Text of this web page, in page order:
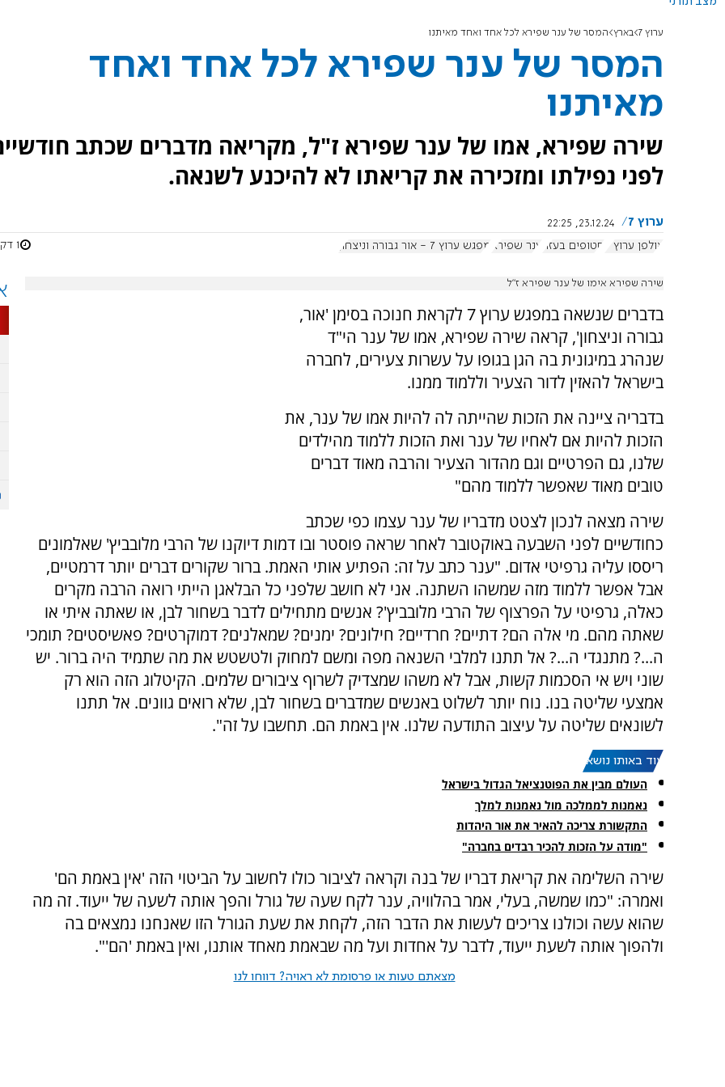
ערוץ 7 בארץ המסר של ענר שפירא לכל אחד ואחד מאיתנו
המסר של ענר שפירא לכל אחד ואחד
מאיתנו
שירה שפירא, אמו של ענר שפירא ז"ל, מקריאה מדברים שכתב
לפני נפילתו ומזכירה את קריאתו לא להיכנע לשנאה.
ערוץ 7
23.12.24, 22:25
אולפן ערוץ 7
חטופים בעזה ענר שפירא מפגש ערוץ 7 - אור גבורה וניצחון 1 דקות
שירה שפירא אימו של ענר שפירא ז"ל
בדברים שנשאה במפגש ערוץ 7 לקראת חנוכה בסימן 'אור,
גבורה וניצחון', קראה שירה שפירא, אמו של ענר הי"ד
שנהרג במיגונית בה הגן בגופו על עשרות צעירים, לחברה
בישראל להאזין לדור הצעיר וללמוד ממנו.
בדבריה ציינה את הזכות שהייתה לה להיות אמו של ענר, את
הזכות להיות אם לאחיו של ענר ואת הזכות ללמוד מהילדים
שלנו, גם הפרטיים וגם מהדור הצעיר והרבה מאוד דברים
טובים מאוד שאפשר ללמוד מהם"
שירה מצאה לנכון לצטט מדבריו של ענר עצמו כפי שכתב
כחודשיים לפני השבעה באוקטובר לאחר שראה פוסטר ובו דמות דיוקנו של הרבי מלובביץ' שאלמונים
ריססו עליה גרפיטי אדום. "ענר כתב על זה: הפתיע אותי האמת. ברור שקורים דברים יותר דרמטיים,
אבל אפשר ללמוד מזה שמשהו השתנה. אני לא חושב שלפני כל הבלאגן הייתי רואה הרבה מקרים
כאלה, גרפיטי על הפרצוף של הרבי מלובביץ'? אנשים מתחילים לדבר בשחור לבן, או שאתה איתי או
שאתה מהם. מי אלה הם? דתיים? חרדיים? חילונים? ימנים? שמאלנים? דמוקרטים? פאשיסטים? תומכי
ה...? מתנגדי ה...? אל תתנו למלבי השנאה מפה ומשם למחוק ולטשטש את מה שתמיד היה ברור. יש
שוני ויש אי הסכמות קשות, אבל לא משהו שמצדיק לשרוף ציבורים שלמים. הקיטלוג הזה הוא רק
אמצעי שליטה בנו. נוח יותר לשלוט באנשים שמדברים בשחור לבן, שלא רואים גוונים. אל תתנו
לשונאים שליטה על עיצוב התודעה שלנו. אין באמת הם. תחשבו על זה".
עוד באותו נושא:
העולם מבין את הפוטנציאל הגדול בישראל
נאמנות לממלכה מול נאמנות למלך
התקשורת צריכה להאיר את אור היהדות
"מודה על הזכות להכיר רבדים בחברה"
שירה השלימה את קריאת דבריו של בנה וקראה לציבור כולו לחשוב על הביטוי הזה 'אין באמת הם'
ואמרה: "כמו שמשה, בעלי, אמר בהלוויה, ענר לקח שעה של גורל והפך אותה לשעה של ייעוד. זה מה
שהוא עשה וכולנו צריכים לעשות את הדבר הזה, לקחת את שעת הגורל הזו שאנחנו נמצאים בה
ולהפוך אותה לשעת ייעוד, לדבר על אחדות ועל מה שבאמת מאחד אותנו, ואין באמת 'הם'".
מצאתם טעות או פרסומת לא ראויה? דווחו לנו